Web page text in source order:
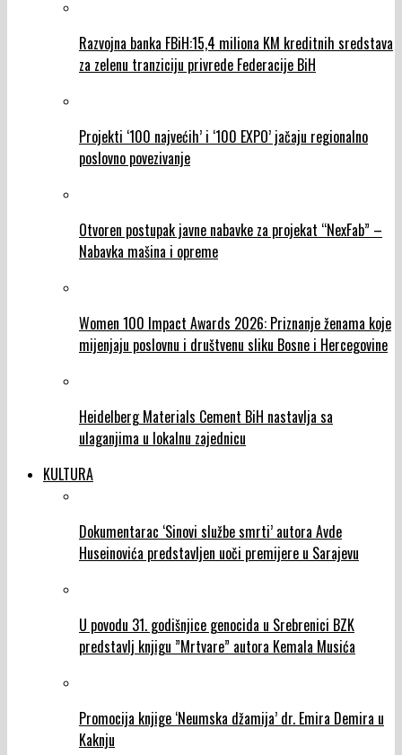
Razvojna banka FBiH:15,4 miliona KM kreditnih sredstava
za zelenu tranziciju privrede Federacije BiH
Projekti ‘100 najvećih’ i ‘100 EXPO’ jačaju regionalno
poslovno povezivanje
Otvoren postupak javne nabavke za projekat “NexFab” –
Nabavka mašina i opreme
Women 100 Impact Awards 2026: Priznanje ženama koje
mijenjaju poslovnu i društvenu sliku Bosne i Hercegovine
Heidelberg Materials Cement BiH nastavlja sa
ulaganjima u lokalnu zajednicu
KULTURA
Dokumentarac ‘Sinovi službe smrti’ autora Avde
Huseinovića predstavljen uoči premijere u Sarajevu
U povodu 31. godišnjice genocida u Srebrenici BZK
predstavlj knjigu ”Mrtvare” autora Kemala Musića
Promocija knjige ‘Neumska džamija’ dr. Emira Demira u
Kaknju